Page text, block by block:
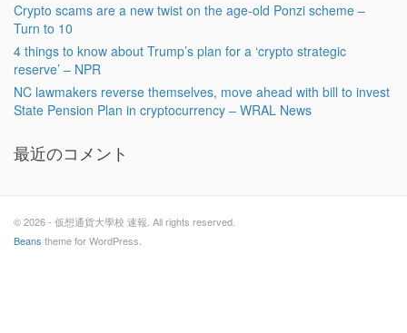
Crypto scams are a new twist on the age-old Ponzi scheme –
Turn to 10
4 things to know about Trump’s plan for a ‘crypto strategic
reserve’ – NPR
NC lawmakers reverse themselves, move ahead with bill to invest
State Pension Plan in cryptocurrency – WRAL News
最近のコメント
© 2026 - 仮想通貨大學校 速報. All rights reserved.
Beans theme for WordPress.